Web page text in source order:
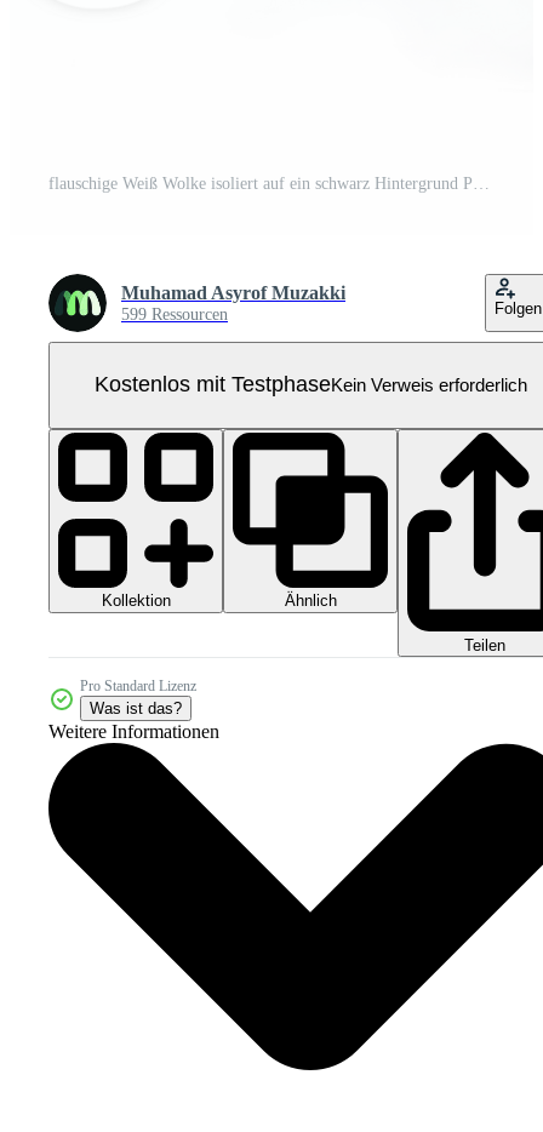
Muhamad Asyrof Muzakki
599 Ressourcen Folgen
Kostenlos mit TestphaseKein Verweis erforderlich
Kollektion Ähnlich
Teilen
Pro Standard Lizenz
Was ist das?
Weitere Informationen